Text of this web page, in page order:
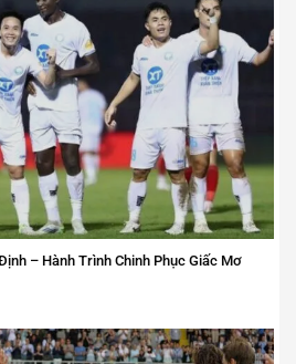
– Hành Trình Chinh Phục Giấc Mơ